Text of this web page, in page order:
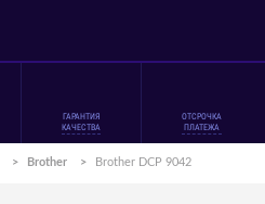
ГАРАНТИЯ
КАЧЕСТВА
ОТСРОЧКА
ПЛАТЕЖА
> Brother > Brother DCP 9042